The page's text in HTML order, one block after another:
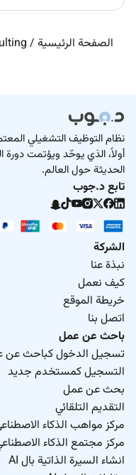
الصفحة الرئيسية /
نظام التوظيف التشغيلي
أولاً، الذي يوحّد ويؤتمت
الحديثة حول العالم.
تابع د.جوب
الشركة
نبذة عنا
كيف نعمل
خريطة الموقع
اتصل بنا
باحث عن عمل
تسجيل الدخول كباحث عن
التسجيل كمستخدم جديد
بحث عن عمل
التقديم التلقائي
مركز مواهب الذكاء
مركز مجتمع الذكاء
انشاء السيرة الذاتية بال AI